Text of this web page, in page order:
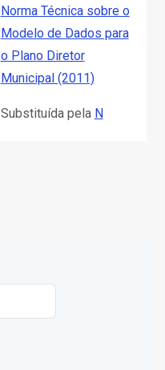
Norma Técnica sobre o
Modelo de Dados para
o Plano Diretor
Municipal (2011)
Substituída pela N